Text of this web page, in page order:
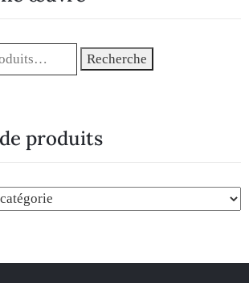
Recherche
produits